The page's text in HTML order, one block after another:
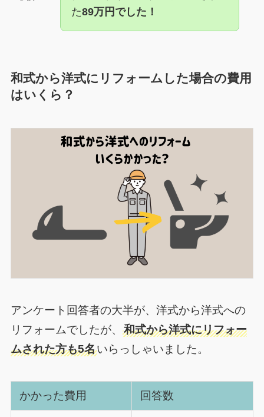
た89万円でした！
和式から洋式にリフォームした場合の費用
はいくら？
アンケート回答者の大半が、洋式から洋式への
リフォームでしたが、 和式から洋式にリフォー
ムされた方も5名いらっしゃいました。
かかった費用 回答数